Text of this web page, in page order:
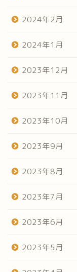
2024年2月
2024年1月
2023年12月
2023年11月
2023年10月
2023年9月
2023年8月
2023年7月
2023年6月
2023年5月